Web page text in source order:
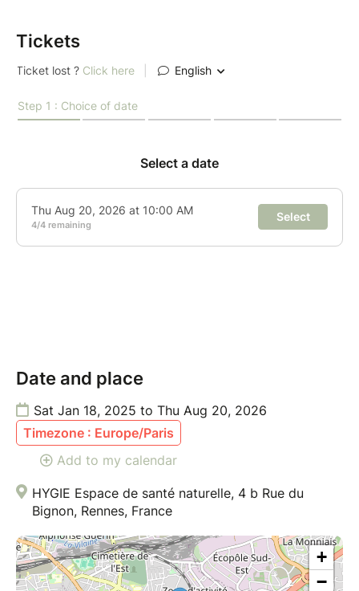
Pour un groupe de 4 personnes ou plus :
votre choix.
groupe : Vous pouvez vous inscrire à l’une
N’hésitez pas à me contacter pour organiser un
les prochaines dates disponibles !
Tickets
Date and place
Sat Jan 18, 2025 to Thu Aug 20, 2026
Timezone : Europe/Paris
Add to my calendar
HYGIE Espace de santé naturelle, 4 b Rue du
Bignon, Rennes, France
+
−